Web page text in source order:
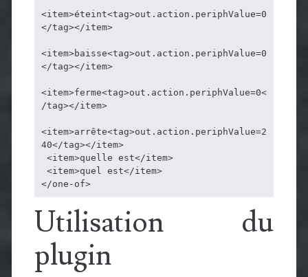
<item>éteint<tag>out.action.periphValue=0
</tag></item>
<item>baisse<tag>out.action.periphValue=0
</tag></item>
<item>ferme<tag>out.action.periphValue=0<
/tag></item>
<item>arrête<tag>out.action.periphValue=2
40</tag></item>
</one-of>
Utilisation du
plugin